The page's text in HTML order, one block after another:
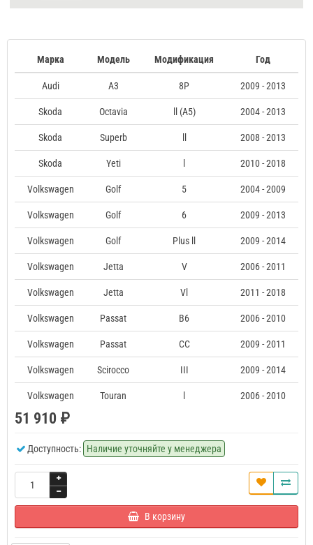
Марка Модель Модификация Год
Audi A3 8P 2009 - 2013
Skoda Octavia ll (A5) 2004 - 2013
Skoda Superb 2008 - 2013
Skoda Yeti 2010 - 2018
Volkswagen Golf 5 2004 - 2009
Volkswagen Golf 6 2009 - 2013
Volkswagen Golf Plus ll 2009 - 2014
Volkswagen Jetta V 2006 - 2011
Volkswagen Jetta Vl 2011 - 2018
Volkswagen Passat B6 2006 - 2010
Volkswagen Passat CC 2009 - 2011
Volkswagen Scirocco III 2009 - 2014
Volkswagen Touran 2006 - 2010
51 910 ₽
Доступность: Наличие уточняйте у менеджера
В корзину